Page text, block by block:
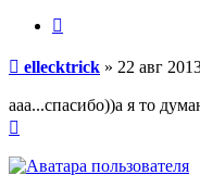
Сообщение
ellecktrick » 22 авг
ааа...спасибо))а я то
началу